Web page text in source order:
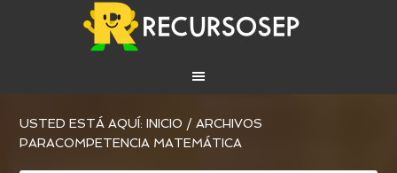
USTED ESTÁ AQUÍ:INICIO / ARCHIVOS
PARACOMPETENCIA MATEMÁTICA